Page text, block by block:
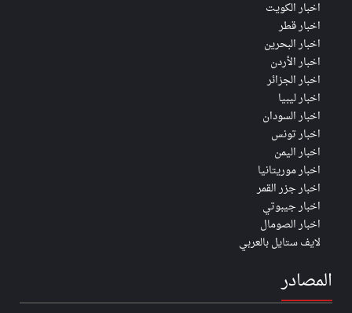
اخبار الكويت
اخبار قطر
اخبار البحرين
اخبار الأردن
اخبار الجزائر
اخبار ليبيا
اخبار السودان
اخبار تونس
اخبار اليمن
اخبار موريتانيا
اخبار جزر القمر
اخبار جيبوتي
اخبار الصومال
لايف ستايل بالعربي
المصادر